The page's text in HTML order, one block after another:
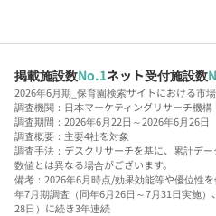
掲載施設数No.1ネット受付施設数
2026年6月期_保育園検索サイトにおける市
調査機関：日本マーケティングリサーチ機構
調査期間：2026年6月22日～2026年6月26日
調査概要：主要4社を対象
調査手法：デスクリサーチを基に、累計デ
数値とは異なる場合がございます。
備考：2026年6月時点/効果効能等や優位性
年7月期調査（同年6月26日～7月31日実施
28日）に続き3年連続